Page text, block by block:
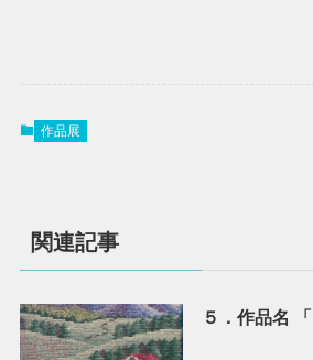
作品展
関連記事
５．作品名